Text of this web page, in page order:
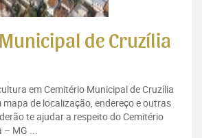
de Cruzília
em Cemitério Municipal de Cruzília
mapa de localização, endereço e outras
te ajudar a respeito do Cemitério
– MG ...